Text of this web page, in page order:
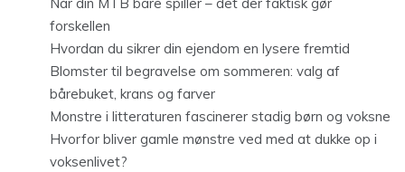
forskellen
Hvordan du sikrer din ejendom en lysere fremtid
Blomster til begravelse om sommeren: valg af
bårebuket, krans og farver
Monstre i litteraturen fascinerer stadig børn og voksne
Hvorfor bliver gamle mønstre ved med at dukke op i
voksenlivet?